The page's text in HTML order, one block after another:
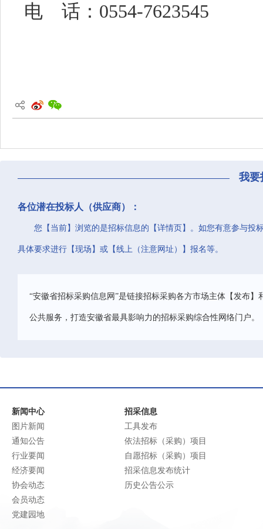
电 话： 0554-7623545
我要
各位潜在投标人（供应商）：
您【当前】浏览的是招标信息的【详情页】。如您有意参与投
具体要求进行【现场】或【线上（注意网址）】报名等。
“安徽省招标采购信息网”是链接招标采购各方市场主体【发布
公共服务，打造安徽省最具影响力的招标采购综合性网络门户。
新闻中心
图片新闻
通知公告
行业要闻
经济要闻
协会动态
会员动态
党建园地
招采信息
工具发布
依法招标（采购）项目
自愿招标（采购）项目
招采信息发布统计
历史公告公示